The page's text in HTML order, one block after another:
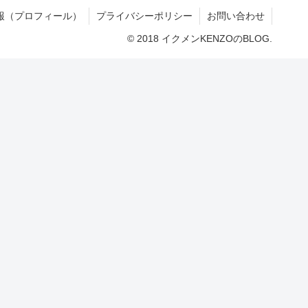
（プロフィール） プライバシーポリシー お問い合わせ
© 2018 イクメンKENZOのBLOG.